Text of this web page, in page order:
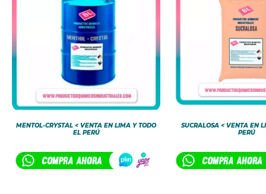
MENTOL-CRYSTAL < VENTA EN LIMA Y TODO
EL PERÚ
SUCRALOSA < VENTA EN
PERÚ